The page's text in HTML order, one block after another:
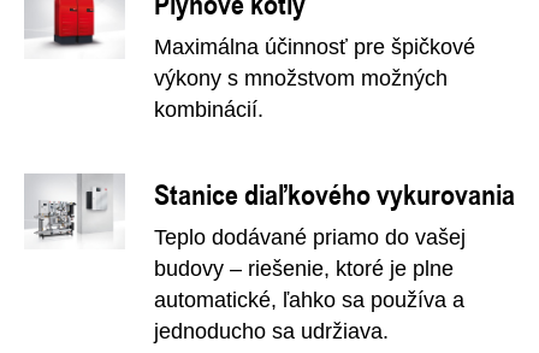
Maximálna účinnosť pre špičkové
výkony s množstvom možných
kombinácií.
Stanice diaľkového vykurovania
Teplo dodávané priamo do vašej
budovy – riešenie, ktoré je plne
automatické, ľahko sa používa a
jednoducho sa udržiava.